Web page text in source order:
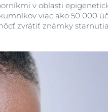
v oblasti
viac ako 50 000
zvrátiť známky